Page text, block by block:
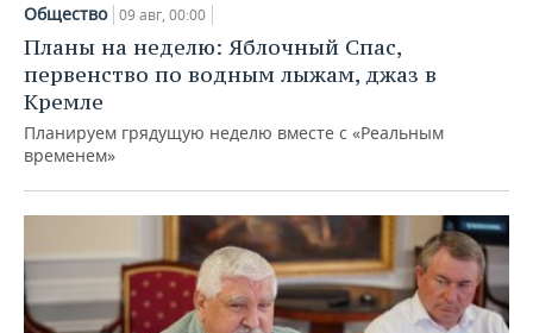
Общество 09 авг, 00:00
Планы на неделю: Яблочный Спас,
первенство по водным лыжам, джаз в
Кремле
Планируем грядущую неделю вместе с «Реальным
временем»